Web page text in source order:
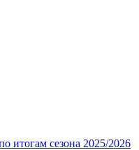
итогам сезона 2025/2026